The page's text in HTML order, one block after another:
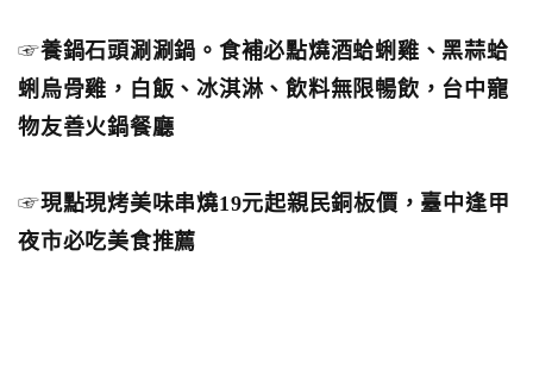
☞養鍋石頭涮涮鍋。食補必點燒酒蛤蜊雞、黑蒜蛤
蜊烏骨雞，白飯、冰淇淋、飲料無限暢飲，台中寵
物友善火鍋餐廳
☞現點現烤美味串燒19元起親民銅板價，臺中逢甲
夜市必吃美食推薦